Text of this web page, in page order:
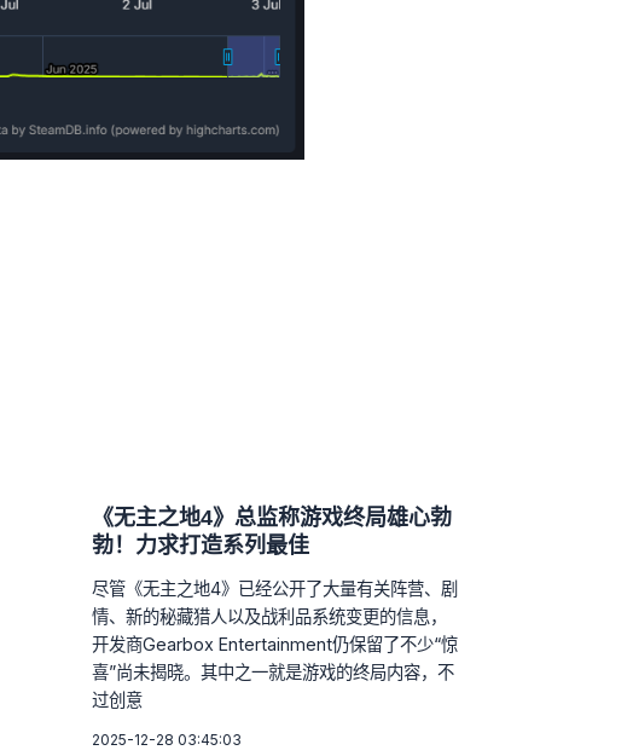
《无主之地4》总监称游戏终局雄心勃
勃！力求打造系列最佳
尽管《无主之地4》已经公开了大量有关阵营、剧
情、新的秘藏猎人以及战利品系统变更的信息，
开发商Gearbox Entertainment仍保留了不少“惊
喜”尚未揭晓。其中之一就是游戏的终局内容，不
过创意
2025-12-28 03:45:03